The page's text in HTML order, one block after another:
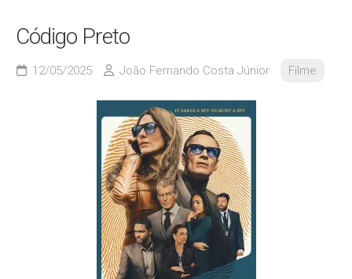
Código Preto
12/05/2025 João Fernando Costa Júnior Filme